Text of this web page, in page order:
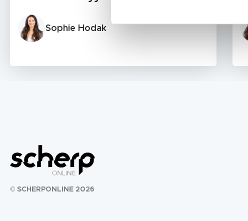
Sophie Hodak
© SCHERPONLINE 2026